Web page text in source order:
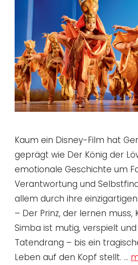
Kaum ein Disney-Film hat
geprägt wie Der König der
emotionale Geschichte um
Verantwortung und
allem durch ihre
– Der Prinz, der lernen muss,
Simba ist mutig, verspielt
Tatendrang – bis ein
Leben auf den Kopf stellt. …